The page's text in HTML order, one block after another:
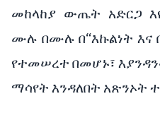
መከላከያ ውጤት አድርጋ
ሙሉ በሙሉ በ“እኩልነት እና
የተመሠረተ በመሆኑ፣
ማሳየት እንዳለበት አጽንኦት